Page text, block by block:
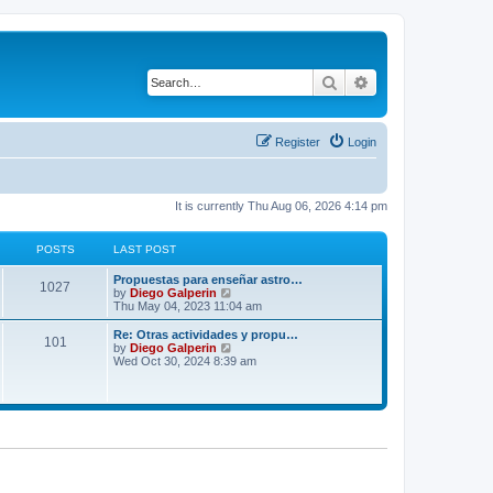
Search
Login
Register
It is currently Thu Aug 06, 2026 4:14 pm
POSTS LAST POST
1027
Propuestas para enseñar astro…
by Diego Galperin
i
e
w
h
t
t
Thu May 04, 2023 11:04 am
101
Re: Otras actividades y propu…
by Diego Galperin
i
h
a
Wed Oct 30, 2024 8:39 am